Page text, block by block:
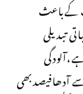
کےباعث
تبدیلی
آدھافیصدبھی